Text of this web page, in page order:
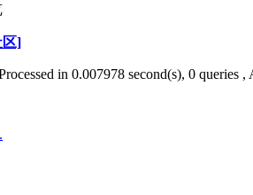
区]
in 0.007978 second(s), 0 queries ,